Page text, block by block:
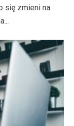
się zmieni na